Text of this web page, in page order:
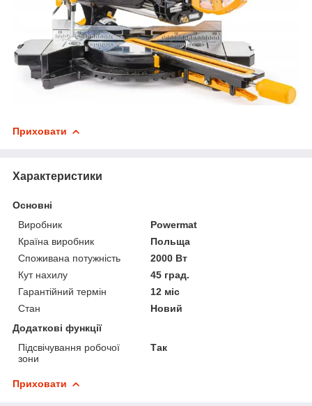
Приховати
Характеристики
Основні
Виробник
Powermat
Країна виробник
Польща
Споживана потужність
2000 Вт
Кут нахилу
45 град.
Гарантійний термін
12 міс
Стан
Новий
Додаткові функції
Підсвічування робочої
зони
Так
Приховати